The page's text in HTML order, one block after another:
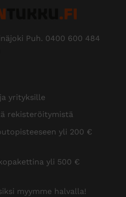
Puh. 0400 600 484
yrityksille
rekisteröitymistä
yli 200 €
yli 500 €
myymme halvalla!